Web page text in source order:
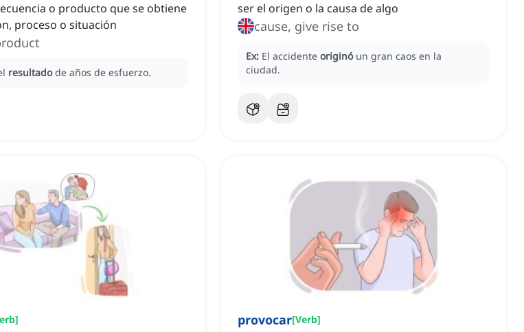
o producto que se obtiene
proceso o situación
resultado de años de esfuerzo.
ser el origen o la causa de algo
cause, give rise to
Ex: El accidente originó un gran caos en la
ciudad.
] provocar[Verb]